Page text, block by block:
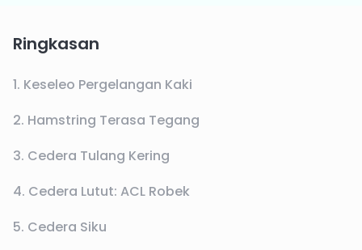
Ringkasan
1. Keseleo Pergelangan Kaki
2. Hamstring Terasa Tegang
3. Cedera Tulang Kering
4. Cedera Lutut: ACL Robek
5. Cedera Siku